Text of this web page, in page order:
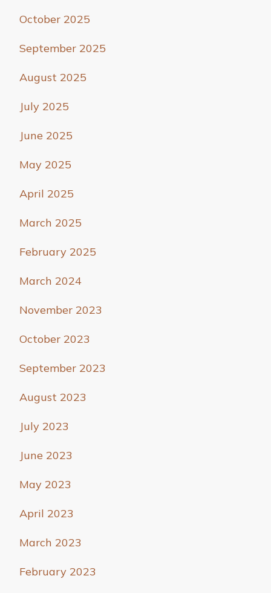
October 2025
September 2025
August 2025
July 2025
June 2025
May 2025
April 2025
March 2025
February 2025
March 2024
November 2023
October 2023
September 2023
August 2023
July 2023
June 2023
May 2023
April 2023
March 2023
February 2023